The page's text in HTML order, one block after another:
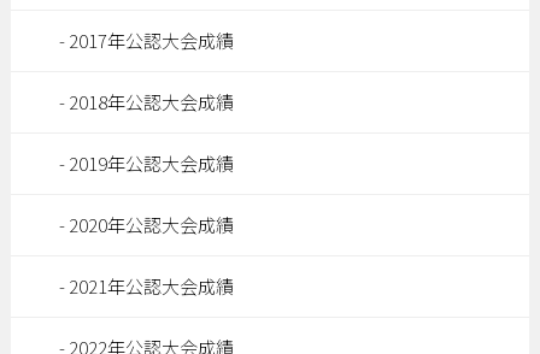
2017年公認大会成績
2018年公認大会成績
2019年公認大会成績
2020年公認大会成績
2021年公認大会成績
2022年公認大会成績